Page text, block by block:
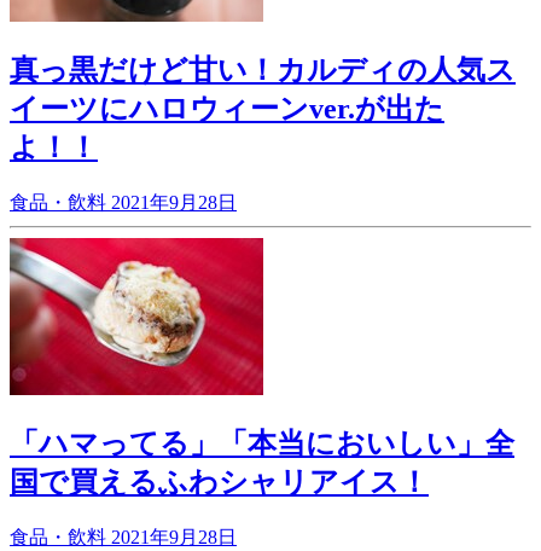
真っ黒だけど甘い！カルディの人気ス
イーツにハロウィーンver.が出た
よ！！
食品・飲料 2021年9月28日
「ハマってる」「本当においしい」全
国で買えるふわシャリアイス！
食品・飲料 2021年9月28日